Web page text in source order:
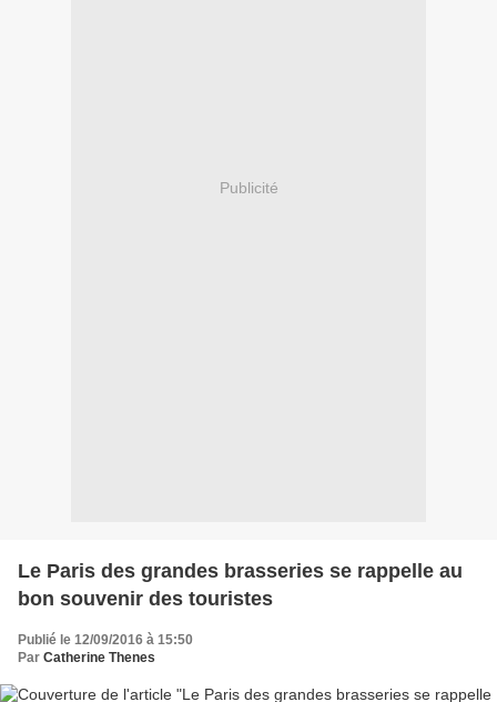
Publicité
Le Paris des grandes brasseries se rappelle au
bon souvenir des touristes
Publié le 12/09/2016 à 15:50
Par Catherine Thenes